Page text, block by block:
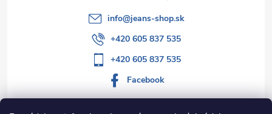
info@jeans-shop.sk
+420 605 837 535
+420 605 837 535
Facebook